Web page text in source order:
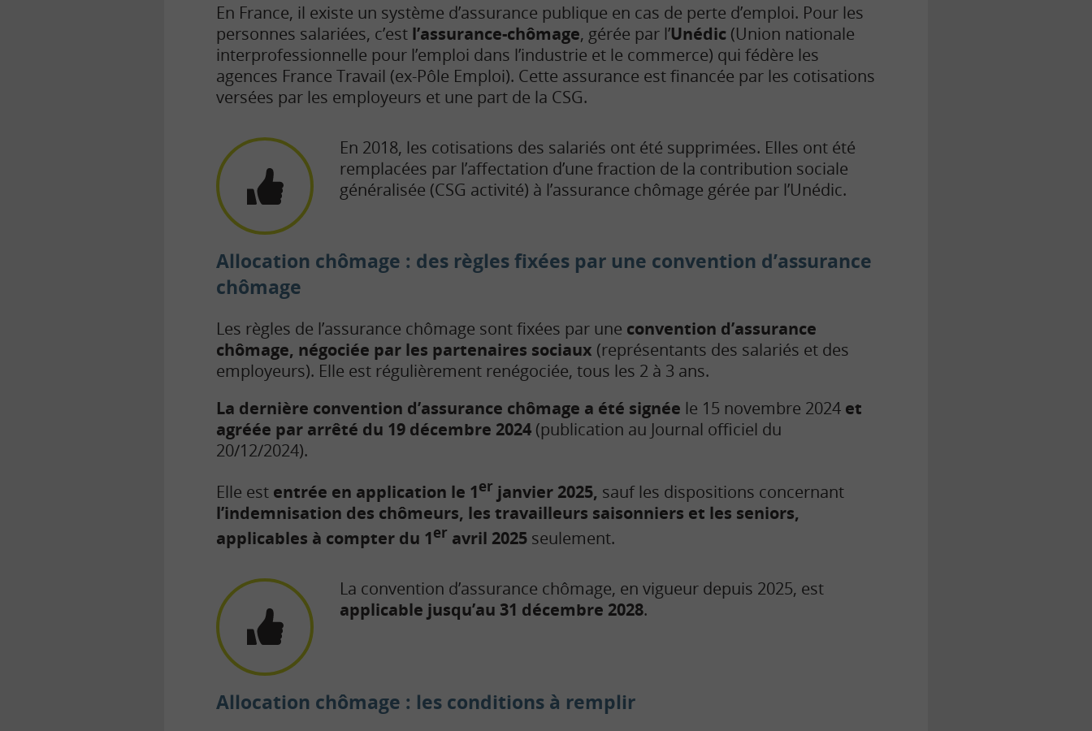
En France, il existe un système d’assurance publique en cas de perte d’emploi. Pour les
personnes salariées, c’est l’assurance-chômage, gérée par l’Unédic (Union nationale
interprofessionnelle pour l’emploi dans l’industrie et le commerce) qui fédère les
agences France Travail (ex-Pôle Emploi). Cette assurance est financée par les cotisations
versées par les employeurs et une part de la CSG.
En 2018, les cotisations des salariés ont été supprimées. Elles ont été
remplacées par l’affectation d’une fraction de la contribution sociale
généralisée (CSG activité) à l’assurance chômage gérée par l’Unédic.
Allocation chômage : des règles fixées par une convention d’assurance
chômage
Les règles de l’assurance chômage sont fixées par une convention d’assurance
chômage, négociée par les partenaires sociaux (représentants des salariés et des
employeurs). Elle est régulièrement renégociée, tous les 2 à 3 ans.
La dernière convention d’assurance chômage a été signée le 15 novembre 2024 et
agréée par arrêté du 19 décembre 2024 (publication au Journal officiel du
20/12/2024).
Elle est entrée en application le 1er janvier 2025, sauf les dispositions concernant
l’indemnisation des chômeurs, les travailleurs saisonniers et les seniors,
applicables à compter du 1er avril 2025 seulement.
La convention d’assurance chômage, en vigueur depuis 2025, est
applicable jusqu’au 31 décembre 2028.
Allocation chômage : les conditions à remplir